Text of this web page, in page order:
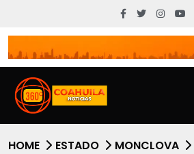
HOME ESTADO MONCLOVA